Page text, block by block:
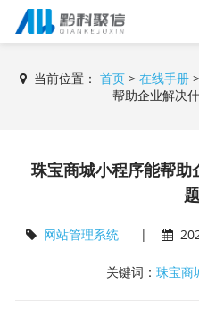
当前位置：首页 >在线手册 >
帮助企业解决
珠宝商城小程序能帮助
网站管理系统 |
关键词： 珠宝商